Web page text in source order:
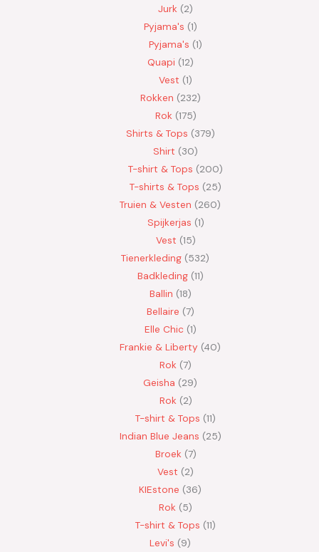
Jurk
2
Pyjama's 1
Pyjama's 1
Quapi 12
Vest 1
Rokken 232
Rok 175
Shirts & Tops 379
Shirt
30
T-shirt & Tops
200
T-shirts & Tops
25
Truien & Vesten
260
Spijkerjas 1
Vest 15
Tienerkleding 532
Badkleding 11
Ballin 18
Bellaire 7
Elle Chic 1
Frankie & Liberty 40
Rok 7
Geisha
29
Rok 2
T-shirt & Tops 11
Indian Blue Jeans 25
Broek 7
Vest
2
KIEstone
36
Rok
5
T-shirt & Tops 11
Levi's
9